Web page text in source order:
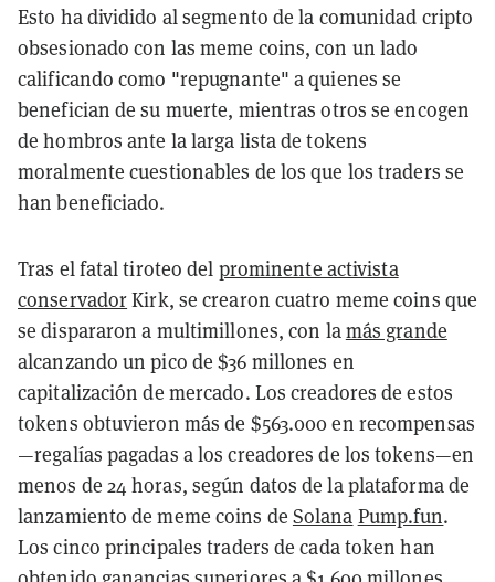
Esto ha dividido al segmento de la comunidad cripto
obsesionado con las meme coins, con un lado
calificando como "repugnante" a quienes se
benefician de su muerte, mientras otros se encogen
de hombros ante la larga lista de tokens
moralmente cuestionables de los que los traders se
han beneficiado.
Tras el fatal tiroteo del prominente activista
conservadorKirk, se crearon cuatro meme coins que
se dispararon a multimillones, con lamás grande
alcanzando un pico de $36 millones en
capitalización de mercado. Los creadores de estos
tokens obtuvieron más de $563.000 en recompensas
—regalías pagadas a los creadores de los tokens—en
menos de 24 horas, según datos de la plataforma de
lanzamiento de meme coins de Solana Pump.fun.
Los cinco principales traders de cada token han